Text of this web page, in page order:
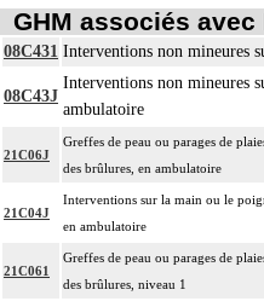
GHM associés avec
08C431 Interventions non mineures
08C43J
Interventions non mineures
ambulatoire
21C06J
Greffes de peau ou parages de
des brûlures, en ambulatoire
21C04J
Interventions sur la main ou le
en ambulatoire
21C061
Greffes de peau ou parages de
des brûlures, niveau 1